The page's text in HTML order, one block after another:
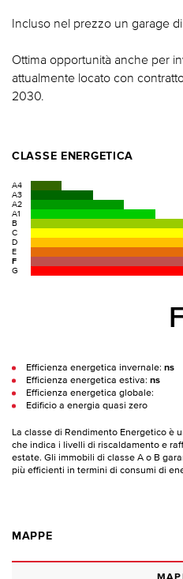
Incluso nel prezzo un garage
Ottima opportunità anche per
attualmente locato con
2030.
CLASSE ENERGETICA
A4
A3
A2
A1
B
C
D
E
F
G
Efficienza energetica invernale: ns
Efficienza energetica estiva: ns
Efficienza energetica globale:
Edificio a energia quasi zero
La classe di Rendimento Energetico è
che indica i livelli di riscaldamento e
estate. Gli immobili di classe A o B
più efficienti in termini di consumi di
MAPPE